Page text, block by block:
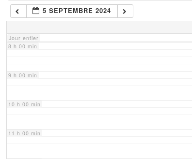
5 SEPTEMBRE 2024
Jour entier
7 h 00 min
8 h 00 min
9 h 00 min
10 h 00 min
11 h 00 min